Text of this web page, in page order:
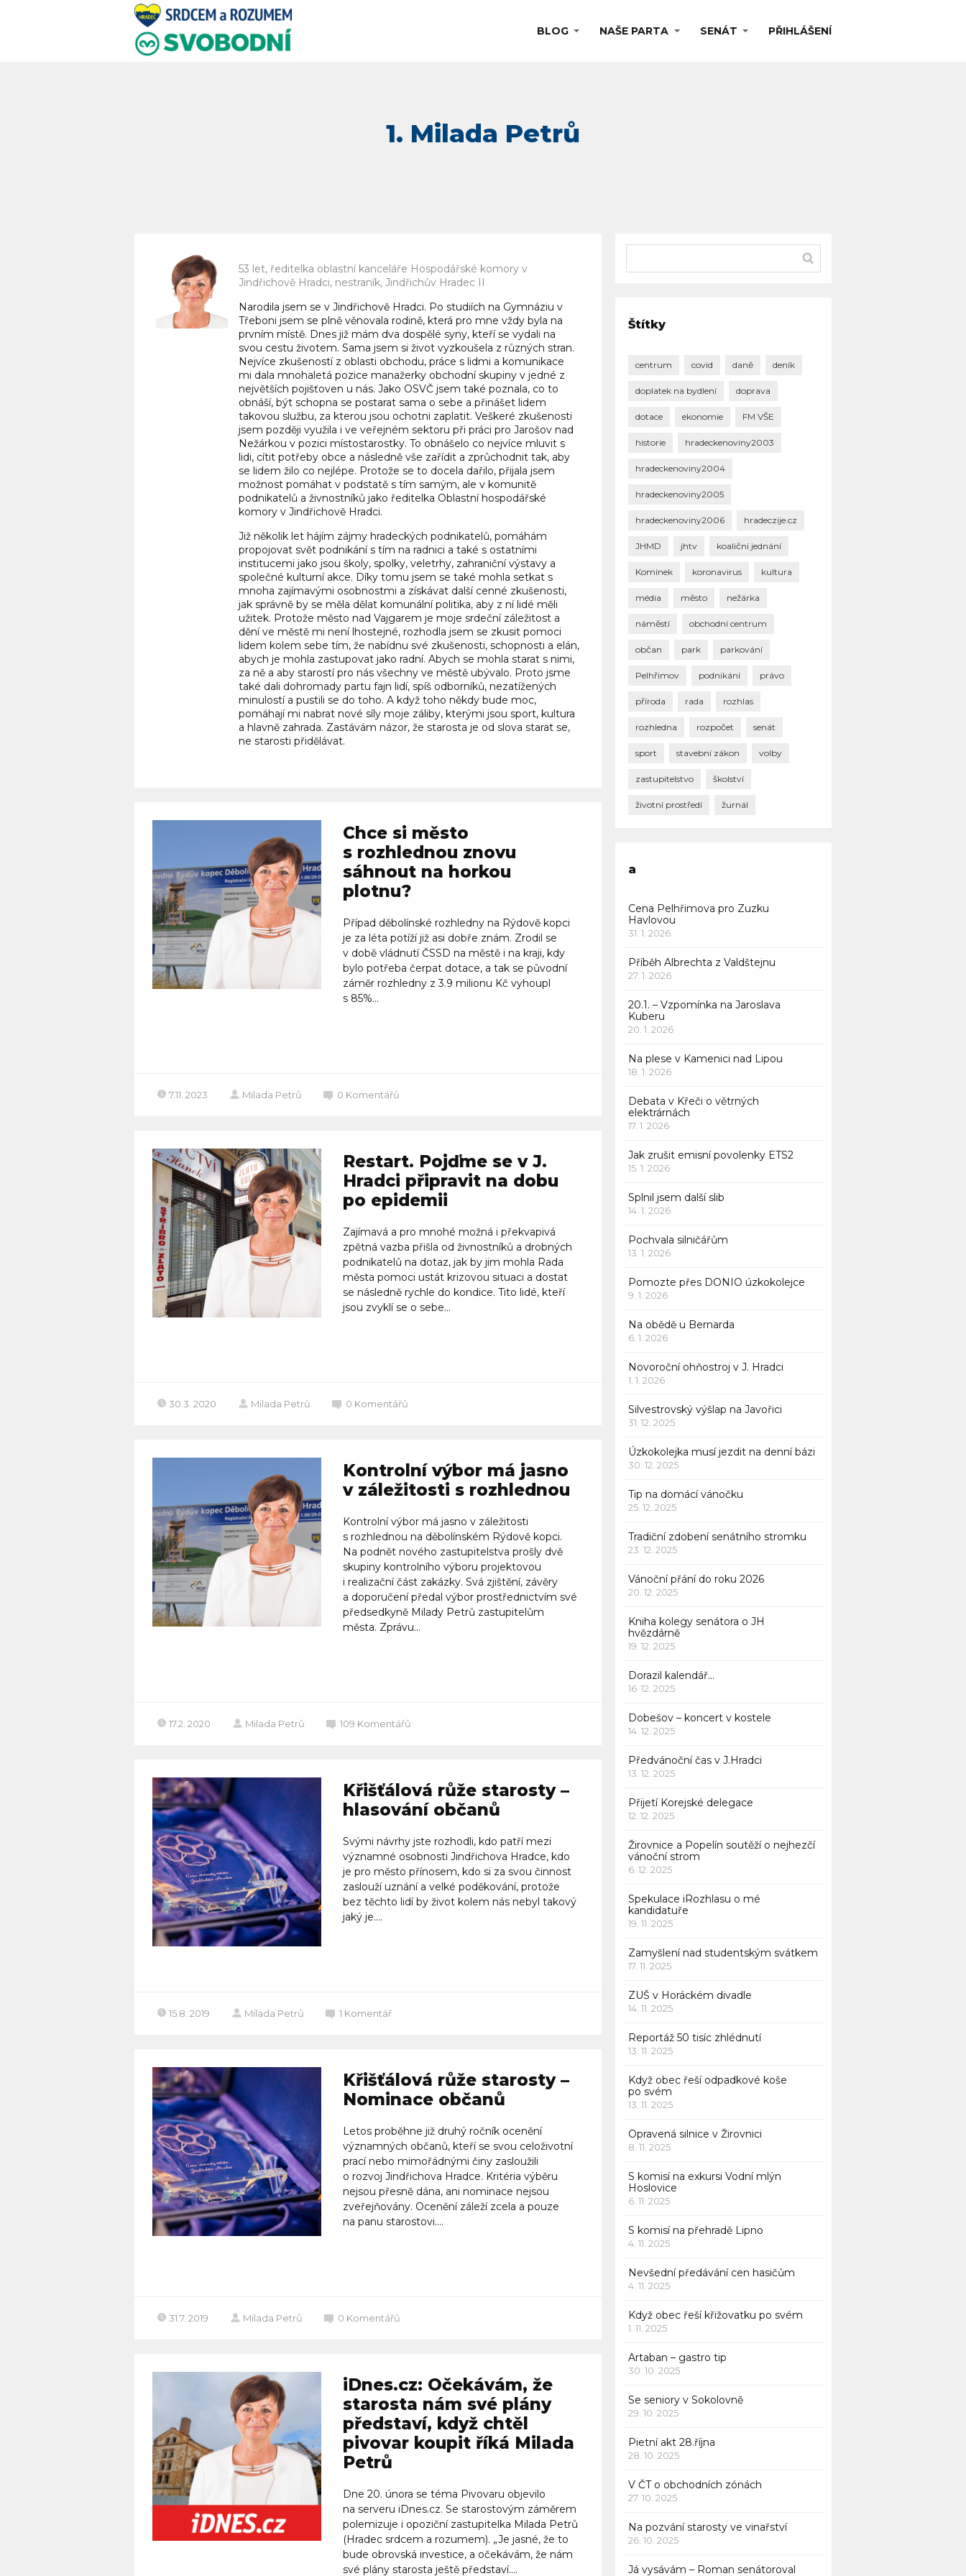
BLOG NAŠE PARTA SENÁT PŘIHLÁŠENÍ
53 let, ředitelka oblastní kanceláře Hospodářské komory v
Jindřichově Hradci, nestraník, Jindřichův Hradec II
Narodila jsem se v Jindřichově Hradci. Po studiích na Gymnáziu v
Třeboni jsem se plně věnovala rodině, která pro mne vždy byla na
prvním místě. Dnes již mám dva dospělé syny, kteří se vydali na
svou cestu životem. Sama jsem si život vyzkoušela z různých stran.
Nejvíce zkušeností z oblasti obchodu, práce s lidmi a komunikace
mi dala mnohaletá pozice manažerky obchodní skupiny v jedné z
největších pojišťoven u nás. Jako OSVČ jsem také poznala, co to
obnáší, být schopna se postarat sama o sebe a přinášet lidem
takovou službu, za kterou jsou ochotni zaplatit. Veškeré zkušenosti
jsem později využila i ve veřejném sektoru při práci pro Jarošov nad
Nežárkou v pozici místostarostky. To obnášelo co nejvíce mluvit s
lidi, cítit potřeby obce a následně vše zařídit a zprůchodnit tak, aby
se lidem žilo co nejlépe. Protože se to docela dařilo, přijala jsem
možnost pomáhat v podstatě s tím samým, ale v komunitě
podnikatelů a živnostníků jako ředitelka Oblastní hospodářské
komory v Jindřichově Hradci.
Již několik let hájím zájmy hradeckých podnikatelů, pomáhám
propojovat svět podnikání s tím na radnici a také s ostatními
institucemi jako jsou školy, spolky, veletrhy, zahraniční výstavy a
společné kulturní akce. Díky tomu jsem se také mohla setkat s
mnoha zajímavými osobnostmi a získávat další cenné zkušenosti,
jak správně by se měla dělat komunální politika, aby z ní lidé měli
užitek. Protože město nad Vajgarem je moje srdeční záležitost a
dění ve městě mi není lhostejné, rozhodla jsem se zkusit pomoci
lidem kolem sebe tím, že nabídnu své zkušenosti, schopnosti a elán,
abych je mohla zastupovat jako radní. Abych se mohla starat s nimi,
za ně a aby starostí pro nás všechny ve městě ubývalo. Proto jsme
také dali dohromady partu fajn lidí, spíš odborníků, nezatížených
minulostí a pustili se do toho. A když toho někdy bude moc,
pomáhají mi nabrat nové síly moje záliby, kterými jsou sport, kultura
a hlavně zahrada. Zastávám názor, že starosta je od slova starat se,
ne starosti přidělávat.
Chce si město
s rozhlednou znovu
sáhnout na horkou
plotnu?
Případ děbolínské rozhledny na Rýdově kopci
je za léta potíží již asi dobře znám. Zrodil se
v době vládnutí ČSSD na městě i na kraji, kdy
bylo potřeba čerpat dotace, a tak se původní
záměr rozhledny z 3.9 milionu Kč vyhoupl
s 85%...
7.11. 2023 Milada Petrů 0 Komentářů
Restart. Pojďme se v J.
Hradci připravit na dobu
po epidemii
Zajímavá a pro mnohé možná i překvapivá
zpětná vazba přišla od živnostníků a drobných
podnikatelů na dotaz, jak by jim mohla Rada
města pomoci ustát krizovou situaci a dostat
se následně rychle do kondice. Tito lidé, kteří
jsou zvyklí se o sebe...
30.3. 2020 Milada Petrů 0 Komentářů
Kontrolní výbor má jasno
v záležitosti s rozhlednou
Kontrolní výbor má jasno v záležitosti
s rozhlednou na děbolínském Rýdově kopci.
Na podnět nového zastupitelstva prošly dvě
skupiny kontrolního výboru projektovou
i realizační část zakázky. Svá zjištění, závěry
a doporučení předal výbor prostřednictvím své
předsedkyně Milady Petrů zastupitelům
města. Zprávu...
17.2. 2020 Milada Petrů 109 Komentářů
Křišťálová růže starosty –
hlasování občanů
Svými návrhy jste rozhodli, kdo patří mezi
významné osobnosti Jindřichova Hradce, kdo
je pro město přínosem, kdo si za svou činnost
zaslouží uznání a velké poděkování, protože
bez těchto lidí by život kolem nás nebyl takový
jaký je....
15.8. 2019 Milada Petrů 1 Komentář
Křišťálová růže starosty –
Nominace občanů
Letos proběhne již druhý ročník ocenění
významných občanů, kteří se svou celoživotní
prací nebo mimořádnými činy zasloužili
o rozvoj Jindřichova Hradce. Kritéria výběru
nejsou přesně dána, ani nominace nejsou
zveřejňovány. Ocenění záleží zcela a pouze
na panu starostovi....
31.7. 2019 Milada Petrů 0 Komentářů
iDnes.cz: Očekávám, že
starosta nám své plány
představí, když chtěl
pivovar koupit říká Milada
Petrů
Dne 20. února se téma Pivovaru objevilo
na serveru iDnes.cz. Se starostovým záměrem
polemizuje i opoziční zastupitelka Milada Petrů
(Hradec srdcem a rozumem). „Je jasné, že to
bude obrovská investice, a očekávám, že nám
své plány starosta ještě představí....
Štítky
centrum covid daně deník
doplatek na bydlení doprava
dotace ekonomie FM VŠE
historie hradeckenoviny2003
hradeckenoviny2004
hradeckenoviny2005
hradeckenoviny2006 hradeczije.cz
JHMD jhtv koaliční jednání
Komínek koronavirus kultura
média město nežárka
náměstí obchodní centrum
občan park parkování
Pelhřimov podnikání právo
příroda rada rozhlas
rozhledna rozpočet senát
sport stavební zákon volby
zastupitelstvo školství
životní prostředí žurnál
a
Cena Pelhřimova pro Zuzku
Havlovou
31. 1. 2026
Příběh Albrechta z Valdštejnu
27. 1. 2026
20.1. – Vzpomínka na Jaroslava
Kuberu
20. 1. 2026
Na plese v Kamenici nad Lipou
18. 1. 2026
Debata v Křeči o větrných
elektrárnách
17. 1. 2026
Jak zrušit emisní povolenky ETS2
15. 1. 2026
Splnil jsem další slib
14. 1. 2026
Pochvala silničářům
13. 1. 2026
Pomozte přes DONIO úzkokolejce
9. 1. 2026
Na obědě u Bernarda
6. 1. 2026
Novoroční ohňostroj v J. Hradci
1. 1. 2026
Silvestrovský výšlap na Javořici
31. 12. 2025
Úzkokolejka musí jezdit na denní bázi
30. 12. 2025
Tip na domácí vánočku
25. 12. 2025
Tradiční zdobení senátního stromku
23. 12. 2025
Vánoční přání do roku 2026
20. 12. 2025
Kniha kolegy senátora o JH
hvězdárně
19. 12. 2025
Dorazil kalendář…
16. 12. 2025
Dobešov – koncert v kostele
14. 12. 2025
Předvánoční čas v J.Hradci
13. 12. 2025
Přijetí Korejské delegace
12. 12. 2025
Žirovnice a Popelín soutěží o nejhezčí
vánoční strom
6. 12. 2025
Spekulace iRozhlasu o mé
kandidatuře
19. 11. 2025
Zamyšlení nad studentským svátkem
17. 11. 2025
ZUŠ v Horáckém divadle
14. 11. 2025
Reportáž 50 tisíc zhlédnutí
13. 11. 2025
Když obec řeší odpadkové koše
po svém
13. 11. 2025
Opravená silnice v Žirovnici
8. 11. 2025
S komisí na exkursi Vodní mlýn
Hoslovice
6. 11. 2025
S komisí na přehradě Lipno
4. 11. 2025
Nevšední předávání cen hasičům
4. 11. 2025
Když obec řeší křižovatku po svém
1. 11. 2025
Artaban – gastro tip
30. 10. 2025
Se seniory v Sokolovně
29. 10. 2025
Pietní akt 28.října
28. 10. 2025
V ČT o obchodních zónách
27. 10. 2025
Na pozvání starosty ve vinařství
26. 10. 2025
Já vysávám – Roman senátoroval